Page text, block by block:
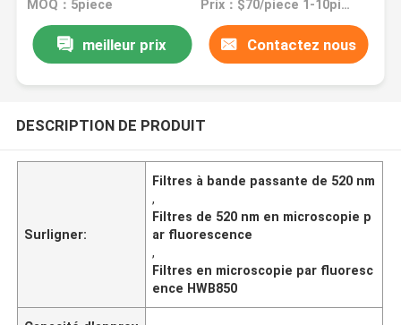
MOQ：5piece Prix：$70/piece 1-10pieces; $65/piece 11-50pieces; $60/piece >=55pieces
meilleur prix Contactez nous
DESCRIPTION DE PRODUIT
Surligner:
Filtres à bande passante de 520 nm
,
Filtres de 520 nm en microscopie p
ar fluorescence
,
Filtres en microscopie par fluoresc
ence HWB850